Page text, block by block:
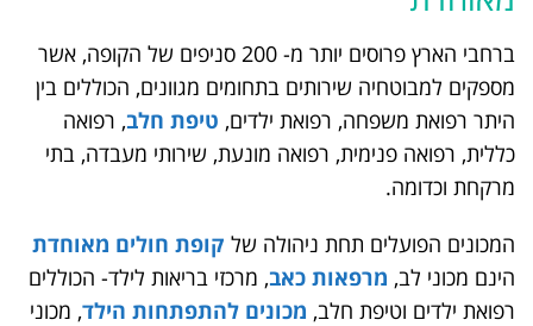
ברחבי הארץ פרוסים יותר מ- 200 סניפים של הקופה, אשר
מספקים למבוטחיה שירותים בתחומים מגוונים, הכוללים בין
היתר רפואת משפחה, רפואת ילדים, טיפת חלב, רפואה
כללית, רפואה פנימית, רפואה מונעת, שירותי מעבדה, בתי
מרקחת וכדומה.
המכונים הפועלים תחת ניהולה של קופת חולים מאוחדת
הינם מכוני לב, מרפאות כאב, מרכזי בריאות לילד- הכוללים
רפואת ילדים וטיפת חלב, מכונים להתפתחות הילד, מכוני